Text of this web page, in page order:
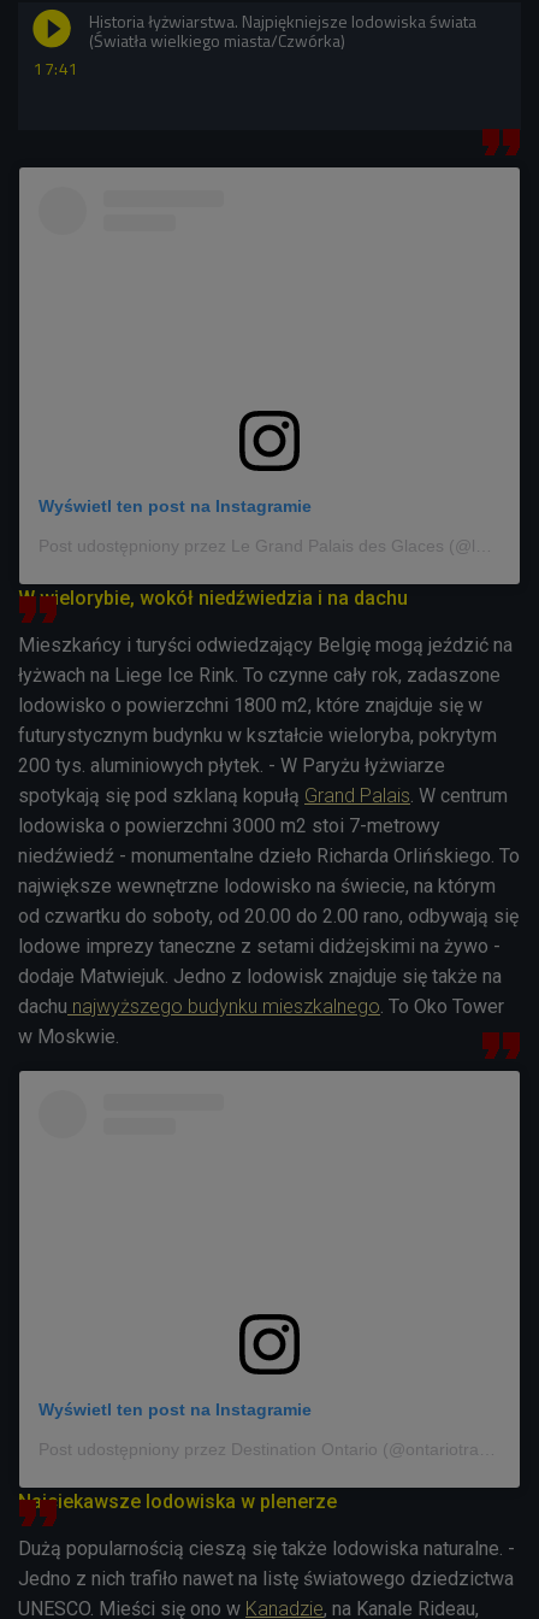
17:41
Historia łyżwiarstwa. Najpiękniejsze lodowiska świata
(Światła wielkiego miasta/Czwórka)
Wyświetl ten post na Instagramie
W wielorybie, wokół niedźwiedzia i na dachu
Mieszkańcy i turyści odwiedzający Belgię mogą jeździć na
łyżwach na Liege Ice Rink. To czynne cały rok, zadaszone
lodowisko o powierzchni 1800 m2, które znajduje się w
futurystycznym budynku w kształcie wieloryba, pokrytym
200 tys. aluminiowych płytek. - W Paryżu łyżwiarze
spotykają się pod szklaną kopułą Grand Palais . W centrum
lodowiska o powierzchni 3000 m2 stoi 7-metrowy
niedźwiedź - monumentalne dzieło Richarda Orlińskiego. To
największe wewnętrzne lodowisko na świecie, na którym
od czwartku do soboty, od 20.00 do 2.00 rano, odbywają się
lodowe imprezy taneczne z setami didżejskimi na żywo -
dodaje Matwiejuk. Jedno z lodowisk znajduje się także na
dachu najwyższego budynku mieszkalnego . To Oko Tower
w Moskwie.
Wyświetl ten post na Instagramie
Najciekawsze lodowiska w plenerze
Dużą popularnością cieszą się także lodowiska naturalne. -
Jedno z nich trafiło nawet na listę światowego dziedzictwa
UNESCO. Mieści się ono w Kanadzie, na Kanale Rideau,